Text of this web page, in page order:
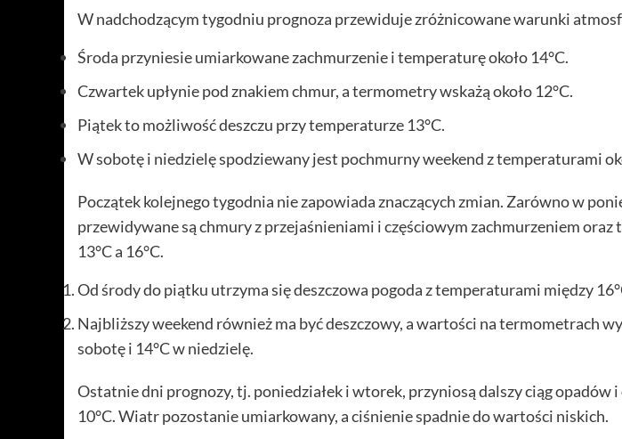
W nadchodzącym tygodniu prognoza przewiduje zróżnicowane warunki
Środa przyniesie umiarkowane zachmurzenie i temperaturę około 14°C.
Czwartek upłynie pod znakiem chmur, a termometry wskażą około 12°C.
Piątek to możliwość deszczu przy temperaturze 13°C.
W sobotę i niedzielę spodziewany jest pochmurny weekend z temperaturami
Początek kolejnego tygodnia nie zapowiada znaczących zmian. Zarówno w
przewidywane są chmury z przejaśnieniami i częściowym zachmurzeniem
13°C a 16°C.
Od środy do piątku utrzyma się deszczowa pogoda z temperaturami między
Najbliższy weekend również ma być deszczowy, a wartości na termometrach
sobotę i 14°C w niedzielę.
Ostatnie dni prognozy, tj. poniedziałek i wtorek, przyniosą dalszy ciąg opadów i
10°C. Wiatr pozostanie umiarkowany, a ciśnienie spadnie do wartości niskich.